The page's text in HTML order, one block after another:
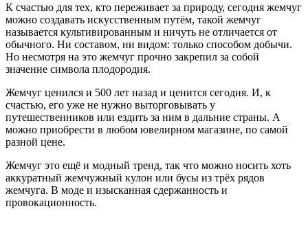
К счастью для тех, кто переживает за природу, сегодня жемчуг
можно создавать искусственным путём, такой жемчуг
называется культивированным и ничуть не отличается от
обычного. Ни составом, ни видом: только способом добычи.
Но несмотря на это жемчуг прочно закрепил за собой
значение символа плодородия.
Жемчуг ценился и 500 лет назад и ценится сегодня. И, к
счастью, его уже не нужно выторговывать у
путешественников или ездить за ним в дальние страны. А
можно приобрести в любом ювелирном магазине, по самой
разной цене.
Жемчуг это ещё и модный тренд, так что можно носить хоть
аккуратный жемчужный кулон или бусы из трёх рядов
жемчуга. В моде и изысканная сдержанность и
провокационность.